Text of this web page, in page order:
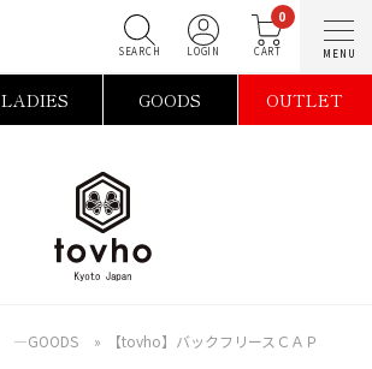
0
LADIES GOODS OUTLET
―GOODS » 【tovho】バックフリースＣＡＰ